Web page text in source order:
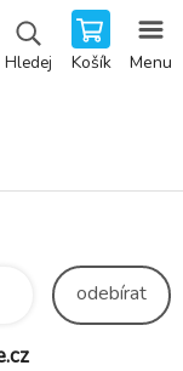
Hledej Košík Menu
odebírat